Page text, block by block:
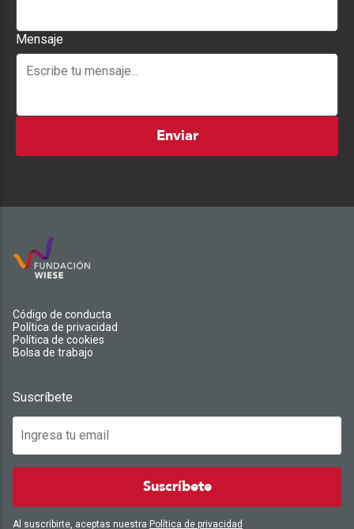
Mensaje
Enviar
Código de conducta
Política de privacidad
Política de cookies
Bolsa de trabajo
Suscríbete
Suscríbete
Al suscribirte, aceptas nuestra Política de privacidad